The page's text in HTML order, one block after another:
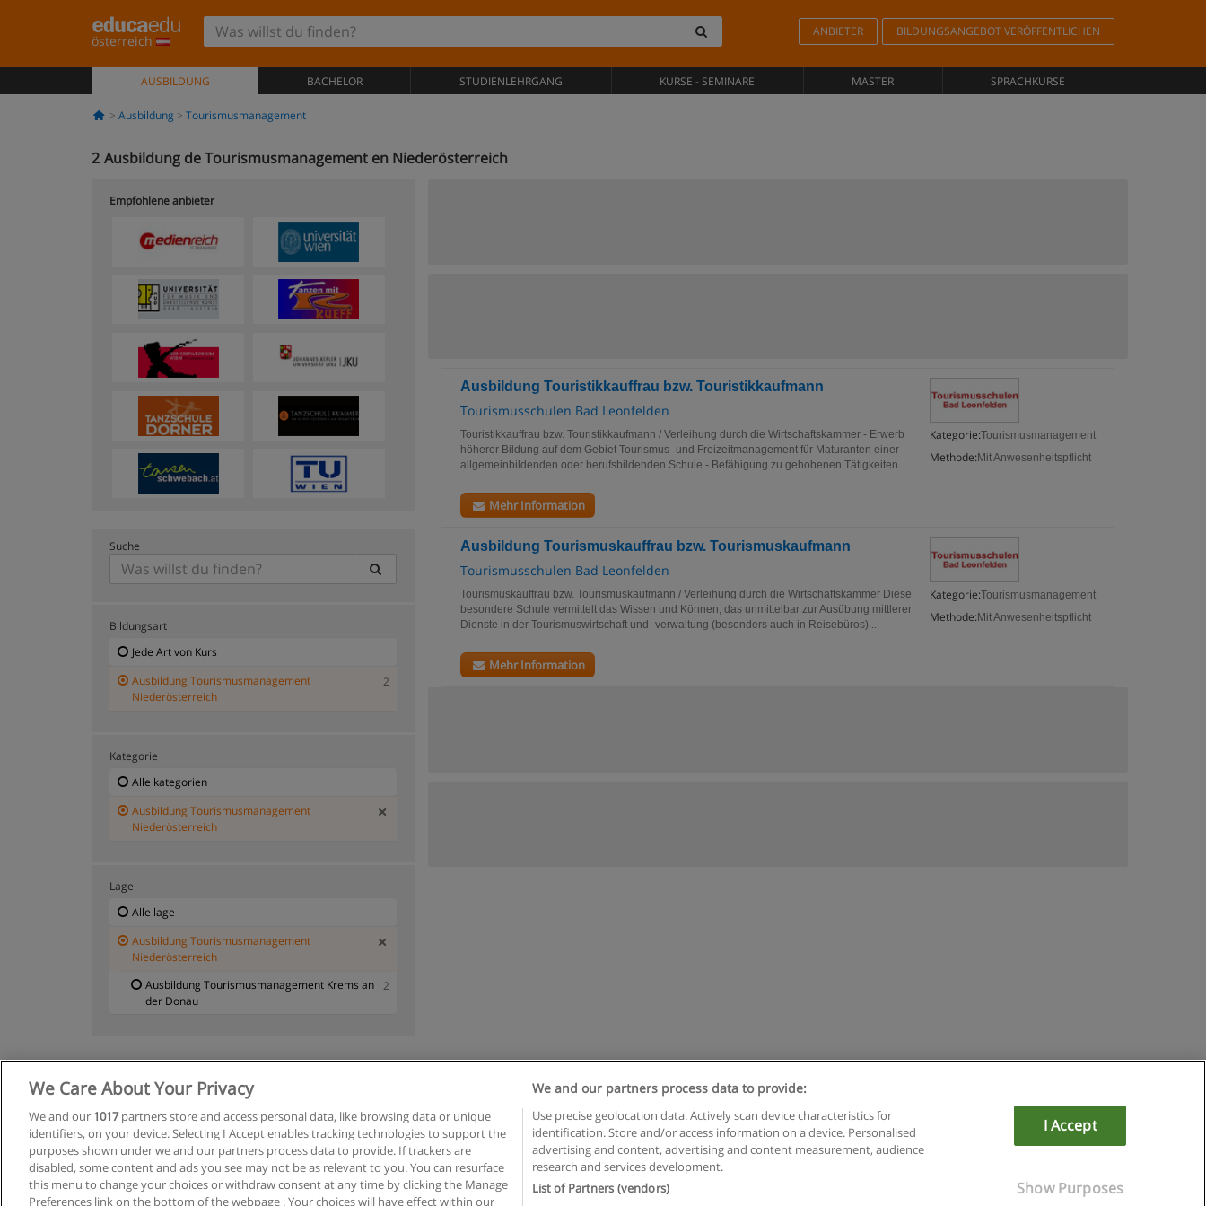
österreich
ANBIETER BILDUNGSANGEBOT VERÖFFENTLICHEN
AUSBILDUNG BACHELOR STUDIENLEHRGANG KURSE - SEMINARE MASTER SPRACHKURSE
Ausbildung Tourismusmanagement
2 Ausbildung de Tourismusmanagement en Niederösterreich
Ausbildung Touristikkauffrau bzw. Touristikkaufmann
Tourismusschulen Bad Leonfelden
Kategorie:Tourismusmanagement
Methode: Mit Anwesenheitspflicht
Touristikkauffrau bzw. Touristikkaufmann / Verleihung durch die Wirtschaftskammer - Erwerb
höherer Bildung auf dem Gebiet Tourismus- und Freizeitmanagement für Maturanten einer
allgemeinbildenden oder berufsbildenden Schule - Befähigung zu gehobenen Tätigkeiten...
Mehr Information
Ausbildung Tourismuskauffrau bzw. Tourismuskaufmann
Tourismusschulen Bad Leonfelden
Kategorie:Tourismusmanagement
Methode: Mit Anwesenheitspflicht
Tourismuskauffrau bzw. Tourismuskaufmann / Verleihung durch die Wirtschaftskammer Diese
besondere Schule vermittelt das Wissen und Können, das unmittelbar zur Ausübung mittlerer
Dienste in der Tourismuswirtschaft und -verwaltung (besonders auch in Reisebüros)...
Mehr Information
Empfohlene anbieter
Suche
Bildungsart
Jede Art von Kurs
Ausbildung Tourismusmanagement
Niederösterreich
2
Kategorie
Alle kategorien
Ausbildung Tourismusmanagement
Niederösterreich
Lage
Alle lage
Ausbildung Tourismusmanagement
Niederösterreich
Ausbildung Tourismusmanagement Krems an
der Donau
2
Copyright © Educaedu Business S.L. - CIF : B-95610580: -www.educaedu.at
We Care About Your Privacy
We and our 1017partners store and access personal data, like browsing data or unique
identifiers, on your device. Selecting I Accept enables tracking technologies to support the
purposes shown under we and our partners process data to provide. If trackers are
disabled, some content and ads you see may not be as relevant to you. You can resurface
this menu to change your choices or withdraw consent at any time by clicking the Manage
Preferences link on the bottom of the webpage . Your choices will have effect within our
We and our partners process data to provide:
Use precise geolocation data. Actively scan device characteristics for
identification. Store and/or access information on a device. Personalised
advertising and content, advertising and content measurement, audience
research and services development.
List of Partners (vendors)
I Accept
Show Purposes